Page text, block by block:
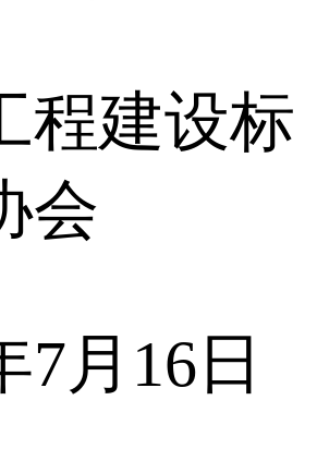
程建设标
会
7月16日